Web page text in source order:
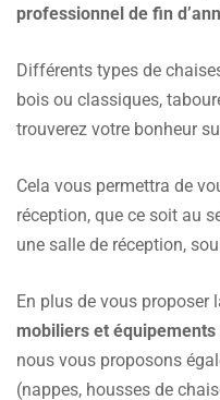
professionnel de fin
Différents types de
bois ou classiques,
trouverez votre bonheur
Cela vous permettra de
réception, que ce soit au
une salle de réception,
En plus de vous proposer
mobiliers et
nous vous proposons
(nappes, housses de